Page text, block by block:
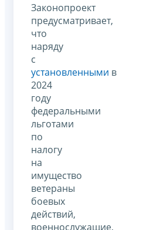
Законопроект
предусматривает,
что
наряду
с
установленными в
2024
году
федеральными
льготами
по
налогу
на
имущество
ветераны
боевых
действий,
военнослужащие,